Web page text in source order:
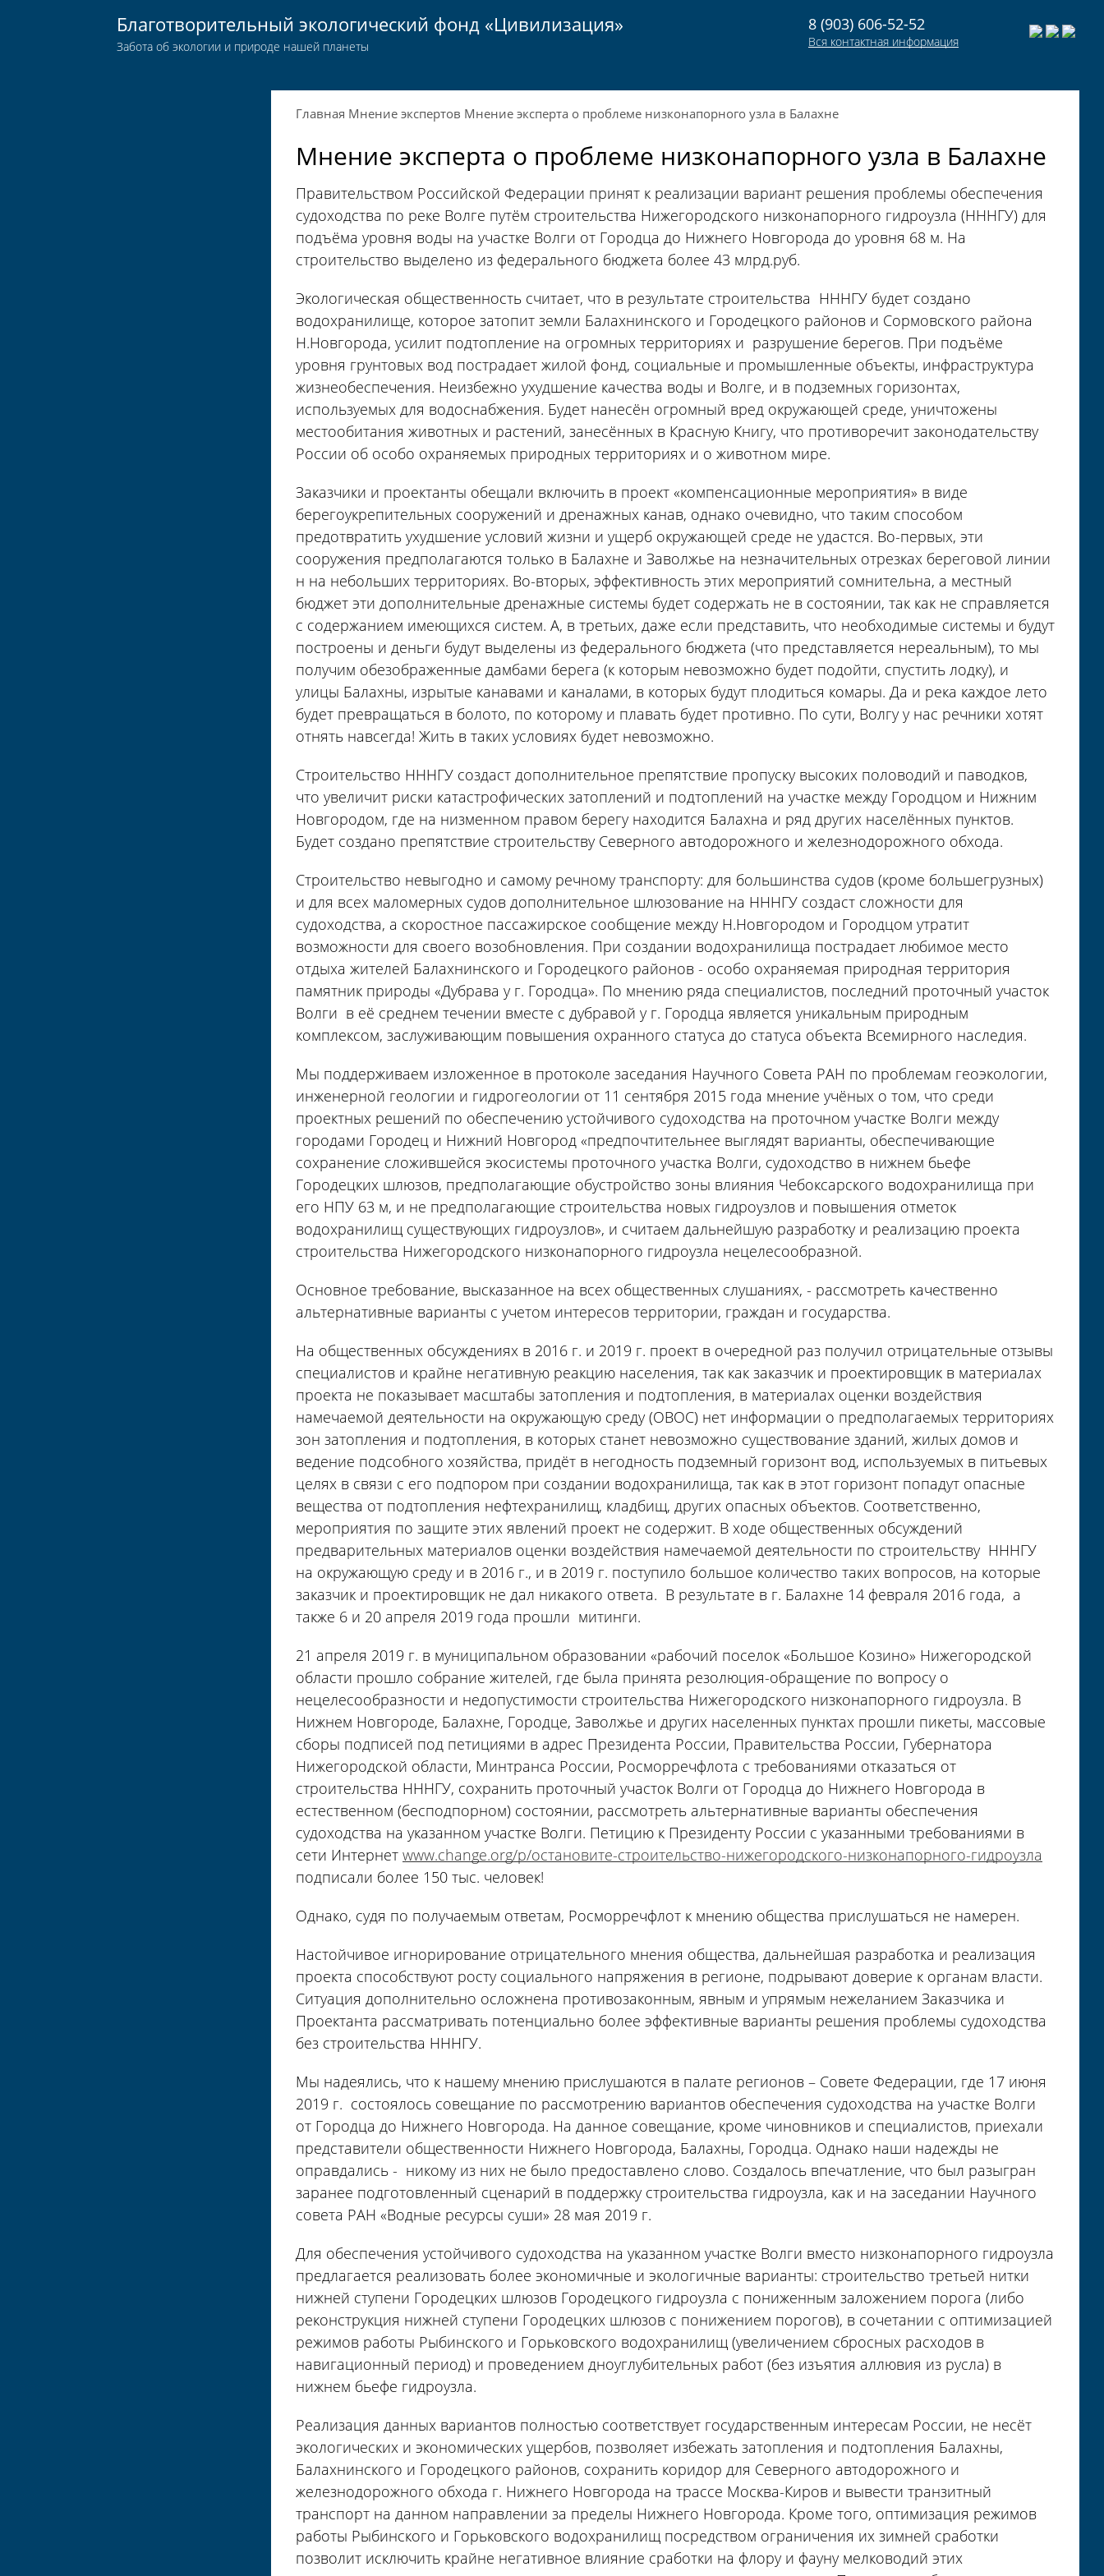
Благотворительный экологический фонд «Цивилизация»
Забота об экологии и природе нашей планеты
8 (903) 606-52-52
Вся контактная информация
Главная Мнение экспертов Мнение эксперта о проблеме низконапорного узла в Балахне
Мнение эксперта о проблеме низконапорного узла в Балахне
Правительством Российской Федерации принят к реализации вариант решения проблемы обеспечения
судоходства по реке Волге путём строительства Нижегородского низконапорного гидроузла (НННГУ) для
подъёма уровня воды на участке Волги от Городца до Нижнего Новгорода до уровня 68 м. На
строительство выделено из федерального бюджета более 43 млрд.руб.
Экологическая общественность считает, что в результате строительства НННГУ будет создано
водохранилище, которое затопит земли Балахнинского и Городецкого районов и Сормовского района
Н.Новгорода, усилит подтопление на огромных территориях и разрушение берегов. При подъёме
уровня грунтовых вод пострадает жилой фонд, социальные и промышленные объекты, инфраструктура
жизнеобеспечения. Неизбежно ухудшение качества воды и Волге, и в подземных горизонтах,
используемых для водоснабжения. Будет нанесён огромный вред окружающей среде, уничтожены
местообитания животных и растений, занесённых в Красную Книгу, что противоречит законодательству
России об особо охраняемых природных территориях и о животном мире.
Заказчики и проектанты обещали включить в проект «компенсационные мероприятия» в виде
берегоукрепительных сооружений и дренажных канав, однако очевидно, что таким способом
предотвратить ухудшение условий жизни и ущерб окружающей среде не удастся. Во-первых, эти
сооружения предполагаются только в Балахне и Заволжье на незначительных отрезках береговой линии
н на небольших территориях. Во-вторых, эффективность этих мероприятий сомнительна, а местный
бюджет эти дополнительные дренажные системы будет содержать не в состоянии, так как не справляется
с содержанием имеющихся систем. А, в третьих, даже если представить, что необходимые системы и будут
построены и деньги будут выделены из федерального бюджета (что представляется нереальным), то мы
получим обезображенные дамбами берега (к которым невозможно будет подойти, спустить лодку), и
улицы Балахны, изрытые канавами и каналами, в которых будут плодиться комары. Да и река каждое лето
будет превращаться в болото, по которому и плавать будет противно. По сути, Волгу у нас речники хотят
отнять навсегда! Жить в таких условиях будет невозможно.
Строительство НННГУ создаст дополнительное препятствие пропуску высоких половодий и паводков,
что увеличит риски катастрофических затоплений и подтоплений на участке между Городцом и Нижним
Новгородом, где на низменном правом берегу находится Балахна и ряд других населённых пунктов.
Будет создано препятствие строительству Северного автодорожного и железнодорожного обхода.
Строительство невыгодно и самому речному транспорту: для большинства судов (кроме большегрузных)
и для всех маломерных судов дополнительное шлюзование на НННГУ создаст сложности для
судоходства, а скоростное пассажирское сообщение между Н.Новгородом и Городцом утратит
возможности для своего возобновления. При создании водохранилища пострадает любимое место
отдыха жителей Балахнинского и Городецкого районов - особо охраняемая природная территория
памятник природы «Дубрава у г. Городца». По мнению ряда специалистов, последний проточный участок
Волги в её среднем течении вместе с дубравой у г. Городца является уникальным природным
комплексом, заслуживающим повышения охранного статуса до статуса объекта Всемирного наследия.
Мы поддерживаем изложенное в протоколе заседания Научного Совета РАН по проблемам геоэкологии,
инженерной геологии и гидрогеологии от 11 сентября 2015 года мнение учёных о том, что среди
проектных решений по обеспечению устойчивого судоходства на проточном участке Волги между
городами Городец и Нижний Новгород «предпочтительнее выглядят варианты, обеспечивающие
сохранение сложившейся экосистемы проточного участка Волги, судоходство в нижнем бьефе
Городецких шлюзов, предполагающие обустройство зоны влияния Чебоксарского водохранилища при
его НПУ 63 м, и не предполагающие строительства новых гидроузлов и повышения отметок
водохранилищ существующих гидроузлов», и считаем дальнейшую разработку и реализацию проекта
строительства Нижегородского низконапорного гидроузла нецелесообразной.
Основное требование, высказанное на всех общественных слушаниях, - рассмотреть качественно
альтернативные варианты с учетом интересов территории, граждан и государства.
На общественных обсуждениях в 2016 г. и 2019 г. проект в очередной раз получил отрицательные отзывы
специалистов и крайне негативную реакцию населения, так как заказчик и проектировщик в материалах
проекта не показывает масштабы затопления и подтопления, в материалах оценки воздействия
намечаемой деятельности на окружающую среду (ОВОС) нет информации о предполагаемых территориях
зон затопления и подтопления, в которых станет невозможно существование зданий, жилых домов и
ведение подсобного хозяйства, придёт в негодность подземный горизонт вод, используемых в питьевых
целях в связи с его подпором при создании водохранилища, так как в этот горизонт попадут опасные
вещества от подтопления нефтехранилищ, кладбищ, других опасных объектов. Соответственно,
мероприятия по защите этих явлений проект не содержит. В ходе общественных обсуждений
предварительных материалов оценки воздействия намечаемой деятельности по строительству НННГУ
на окружающую среду и в 2016 г., и в 2019 г. поступило большое количество таких вопросов, на которые
заказчик и проектировщик не дал никакого ответа. В результате в г. Балахне 14 февраля 2016 года, а
также 6 и 20 апреля 2019 года прошли митинги.
21 апреля 2019 г. в муниципальном образовании «рабочий поселок «Большое Козино» Нижегородской
области прошло собрание жителей, где была принята резолюция-обращение по вопросу о
нецелесообразности и недопустимости строительства Нижегородского низконапорного гидроузла. В
Нижнем Новгороде, Балахне, Городце, Заволжье и других населенных пунктах прошли пикеты, массовые
сборы подписей под петициями в адрес Президента России, Правительства России, Губернатора
Нижегородской области, Минтранса России, Росморречфлота с требованиями отказаться от
строительства НННГУ, сохранить проточный участок Волги от Городца до Нижнего Новгорода в
естественном (бесподпорном) состоянии, рассмотреть альтернативные варианты обеспечения
судоходства на указанном участке Волги. Петицию к Президенту России с указанными требованиями в
сети Интернет www.change.org/p/остановите-строительство-нижегородского-низконапорного-гидроузла
подписали более 150 тыс. человек!
Однако, судя по получаемым ответам, Росморречфлот к мнению общества прислушаться не намерен.
Настойчивое игнорирование отрицательного мнения общества, дальнейшая разработка и реализация
проекта способствуют росту социального напряжения в регионе, подрывают доверие к органам власти.
Ситуация дополнительно осложнена противозаконным, явным и упрямым нежеланием Заказчика и
Проектанта рассматривать потенциально более эффективные варианты решения проблемы судоходства
без строительства НННГУ.
Мы надеялись, что к нашему мнению прислушаются в палате регионов – Совете Федерации, где 17 июня
2019 г. состоялось совещание по рассмотрению вариантов обеспечения судоходства на участке Волги
от Городца до Нижнего Новгорода. На данное совещание, кроме чиновников и специалистов, приехали
представители общественности Нижнего Новгорода, Балахны, Городца. Однако наши надежды не
оправдались - никому из них не было предоставлено слово. Создалось впечатление, что был разыгран
заранее подготовленный сценарий в поддержку строительства гидроузла, как и на заседании Научного
совета РАН «Водные ресурсы суши» 28 мая 2019 г.
Для обеспечения устойчивого судоходства на указанном участке Волги вместо низконапорного гидроузла
предлагается реализовать более экономичные и экологичные варианты: строительство третьей нитки
нижней ступени Городецких шлюзов Городецкого гидроузла с пониженным заложением порога (либо
реконструкция нижней ступени Городецких шлюзов с понижением порогов), в сочетании с оптимизацией
режимов работы Рыбинского и Горьковского водохранилищ (увеличением сбросных расходов в
навигационный период) и проведением дноуглубительных работ (без изъятия аллювия из русла) в
нижнем бьефе гидроузла.
Реализация данных вариантов полностью соответствует государственным интересам России, не несёт
экологических и экономических ущербов, позволяет избежать затопления и подтопления Балахны,
Балахнинского и Городецкого районов, сохранить коридор для Северного автодорожного и
железнодорожного обхода г. Нижнего Новгорода на трассе Москва-Киров и вывести транзитный
транспорт на данном направлении за пределы Нижнего Новгорода. Кроме того, оптимизация режимов
работы Рыбинского и Горьковского водохранилищ посредством ограничения их зимней сработки
позволит исключить крайне негативное влияние сработки на флору и фауну мелководий этих